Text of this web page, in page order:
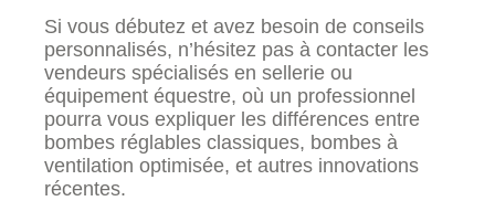
Si vous débutez et avez besoin de conseils
personnalisés, n’hésitez pas à contacter les
vendeurs spécialisés en sellerie ou
équipement équestre, où un professionnel
pourra vous expliquer les différences entre
bombes réglables classiques, bombes à
ventilation optimisée, et autres innovations
récentes.